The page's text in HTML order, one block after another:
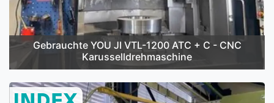
Gebrauchte YOU JI VTL-1200 ATC + C - CNC
Karusselldrehmaschine